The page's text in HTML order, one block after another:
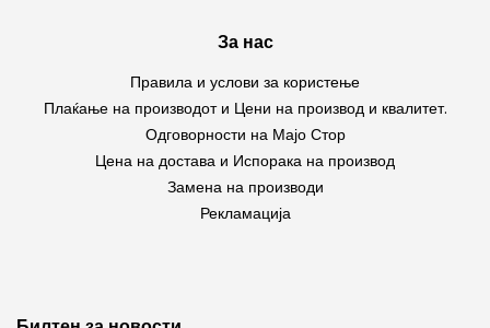
За нас
Правила и услови за користење
Плаќање на производот и Цени на производ и квалитет.
Одговорности на Мајо Стор
Цена на достава и Испорака на производ
Замена на производи
Рекламација